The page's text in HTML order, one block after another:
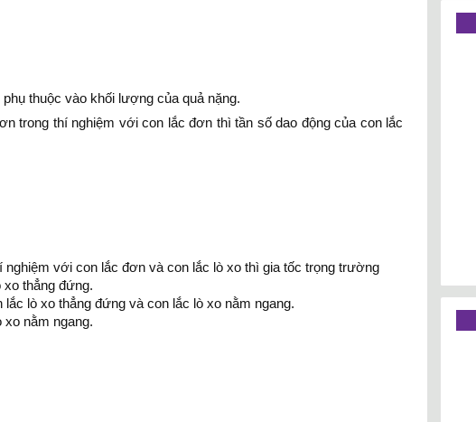
phụ thuộc vào khối lượng của quả nặng.
trong thí nghiệm với con lắc đơn thì tần số dao động của con lắc
nghiệm với con lắc đơn và con lắc lò xo thì gia tốc trọng trường
thẳng đứng.
lò xo thẳng đứng và con lắc lò xo nằm ngang.
nằm ngang.